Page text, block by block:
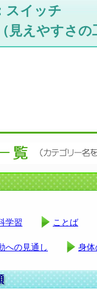
スイッチ
見えやすさの
学習 ことば
への見通し 身